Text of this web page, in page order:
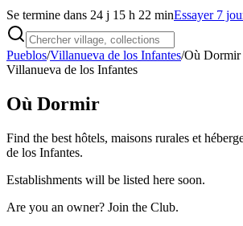
Se termine dans 24 j 15 h 22 minEssayer 7
Pueblos/Villanueva de los Infantes/Où Dormir
Villanueva de los Infantes
Où Dormir
Find the best hôtels, maisons rurales et
de los Infantes.
Establishments will be listed here soon.
Are you an owner? Join the Club.